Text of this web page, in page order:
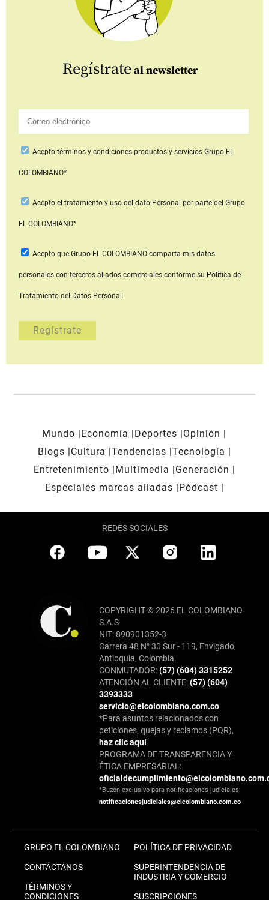
Regístrate al newsletter
Aceptotérminos y condiciones productos y serviciosGrupo EL
COLOMBIANO*
Acepto el tratamiento y uso del dato Personal por parte del Grupo
EL COLOMBIANO*
Acepto que Grupo EL COLOMBIANOcomparta mis datos
personales con terceros aliados comerciales conforme su Política de
Tratamiento del Datos Personal.
Mundo Economía Deportes
Opinión
Blogs
Cultura Tendencias Tecnología
Entretenimiento
Multimedia
Generación
Especiales marcas aliadas
Pódcast
REDES SOCIALES
COPYRIGHT © 2026 EL COLOMBIANO
S.A.S
NIT: 890901352-3
Carrera 48 N° 30 Sur - 119, Envigado,
Antioquia, Colombia.
CONMUTADOR:(57) (604) 3315252
ATENCIÓN AL CLIENTE:(57) (604)
3393333
servicio@elcolombiano.com.co
*Para asuntos relacionados con
peticiones, quejas y reclamos (PQR),
haz clic aquí
PROGRAMA DE TRANSPARENCIA Y
ÉTICA EMPRESARIAL:
*Buzón exclusivo para notificaciones judiciales:
notificacionesjudiciales@elcolombiano.com.co
GRUPO EL COLOMBIANO
CONTÁCTANOS
TÉRMINOS Y
CONDICIONES
POLÍTICA DE PRIVACIDAD
SUPERINTENDENCIA DE
INDUSTRIA Y COMERCIO
SUSCRIPCIONES